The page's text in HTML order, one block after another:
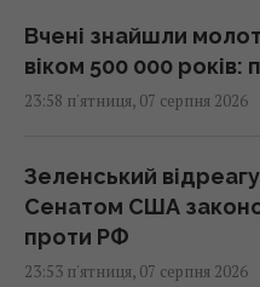
Вчені знайшли
віком 500 000 років:
23:58 п'ятниця, 07 серпня 2026
Зеленський
Сенатом США
проти РФ
23:53 п'ятниця, 07 серпня 2026